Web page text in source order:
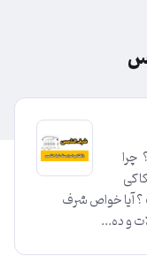
آیا خواص شرف
و ده...